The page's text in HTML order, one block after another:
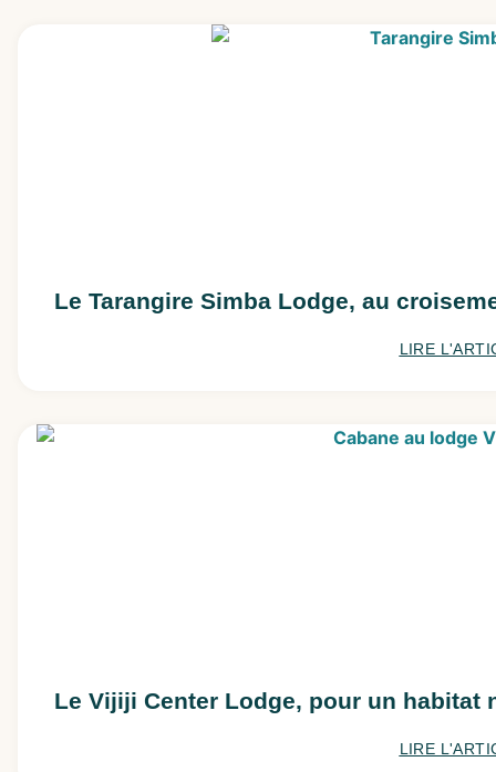
Le Tarangire Simba Lodge, au
LIRE
Le Vijiji Center Lodge, pour un habitat
LIRE